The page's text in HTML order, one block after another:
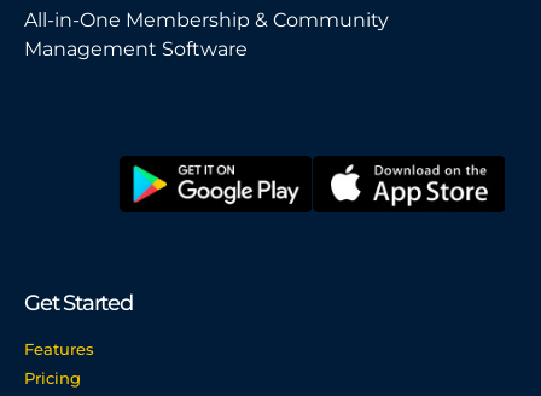
All-in-One Membership & Community
Management Software
Get Started
Features
Pricing